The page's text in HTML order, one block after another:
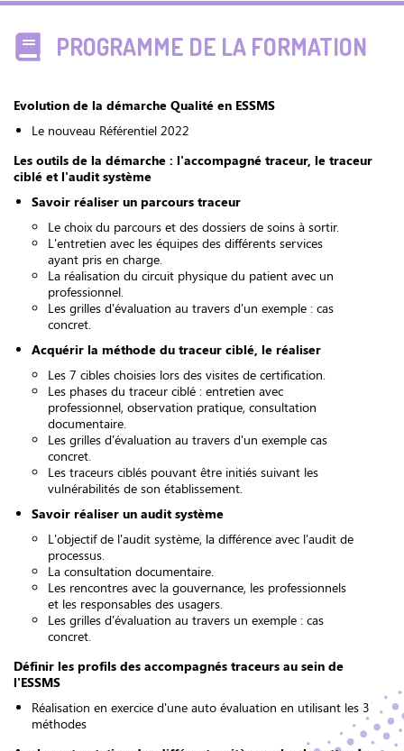
PROGRAMME DE LA FORMATION
Evolution de la démarche Qualité en ESSMS
Le nouveau Référentiel 2022
Les outils de la démarche : l'accompagné traceur, le traceur
ciblé et l'audit système
Savoir réaliser un parcours traceur
Le choix du parcours et des dossiers de soins à sortir.
L'entretien avec les équipes des différents services
ayant pris en charge.
La réalisation du circuit physique du patient avec un
professionnel.
Les grilles d'évaluation au travers d'un exemple : cas
concret.
Acquérir la méthode du traceur ciblé, le réaliser
Les 7 cibles choisies lors des visites de certification.
Les phases du traceur ciblé : entretien avec
professionnel, observation pratique, consultation
documentaire.
Les grilles d'évaluation au travers d'un exemple cas
concret.
Les traceurs ciblés pouvant être initiés suivant les
vulnérabilités de son établissement.
Savoir réaliser un audit système
L'objectif de l'audit système, la différence avec l'audit de
processus.
La consultation documentaire.
Les rencontres avec la gouvernance, les professionnels
et les responsables des usagers.
Les grilles d'évaluation au travers un exemple : cas
concret.
Définir les profils des accompagnés traceurs au sein de
l'ESSMS
Réalisation en exercice d'une auto évaluation en utilisant les 3
méthodes